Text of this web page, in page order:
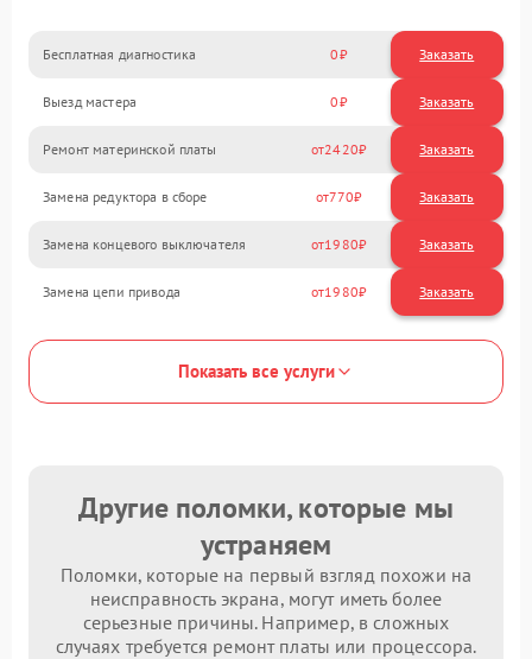
Бесплатная диагностика 0 Заказать
Выезд мастера 0 Заказать
Ремонт материнской платы 2420
Замена редуктора в сборе 770
Замена концевого выключателя 1980
Замена цепи привода 1980
Показать все услуги
Другие поломки, которые мы
устраняем
Поломки, которые на первый взгляд похожи на
неисправность экрана, могут иметь более
серьезные причины. Например, в сложных
случаях требуется ремонт платы или процессора.